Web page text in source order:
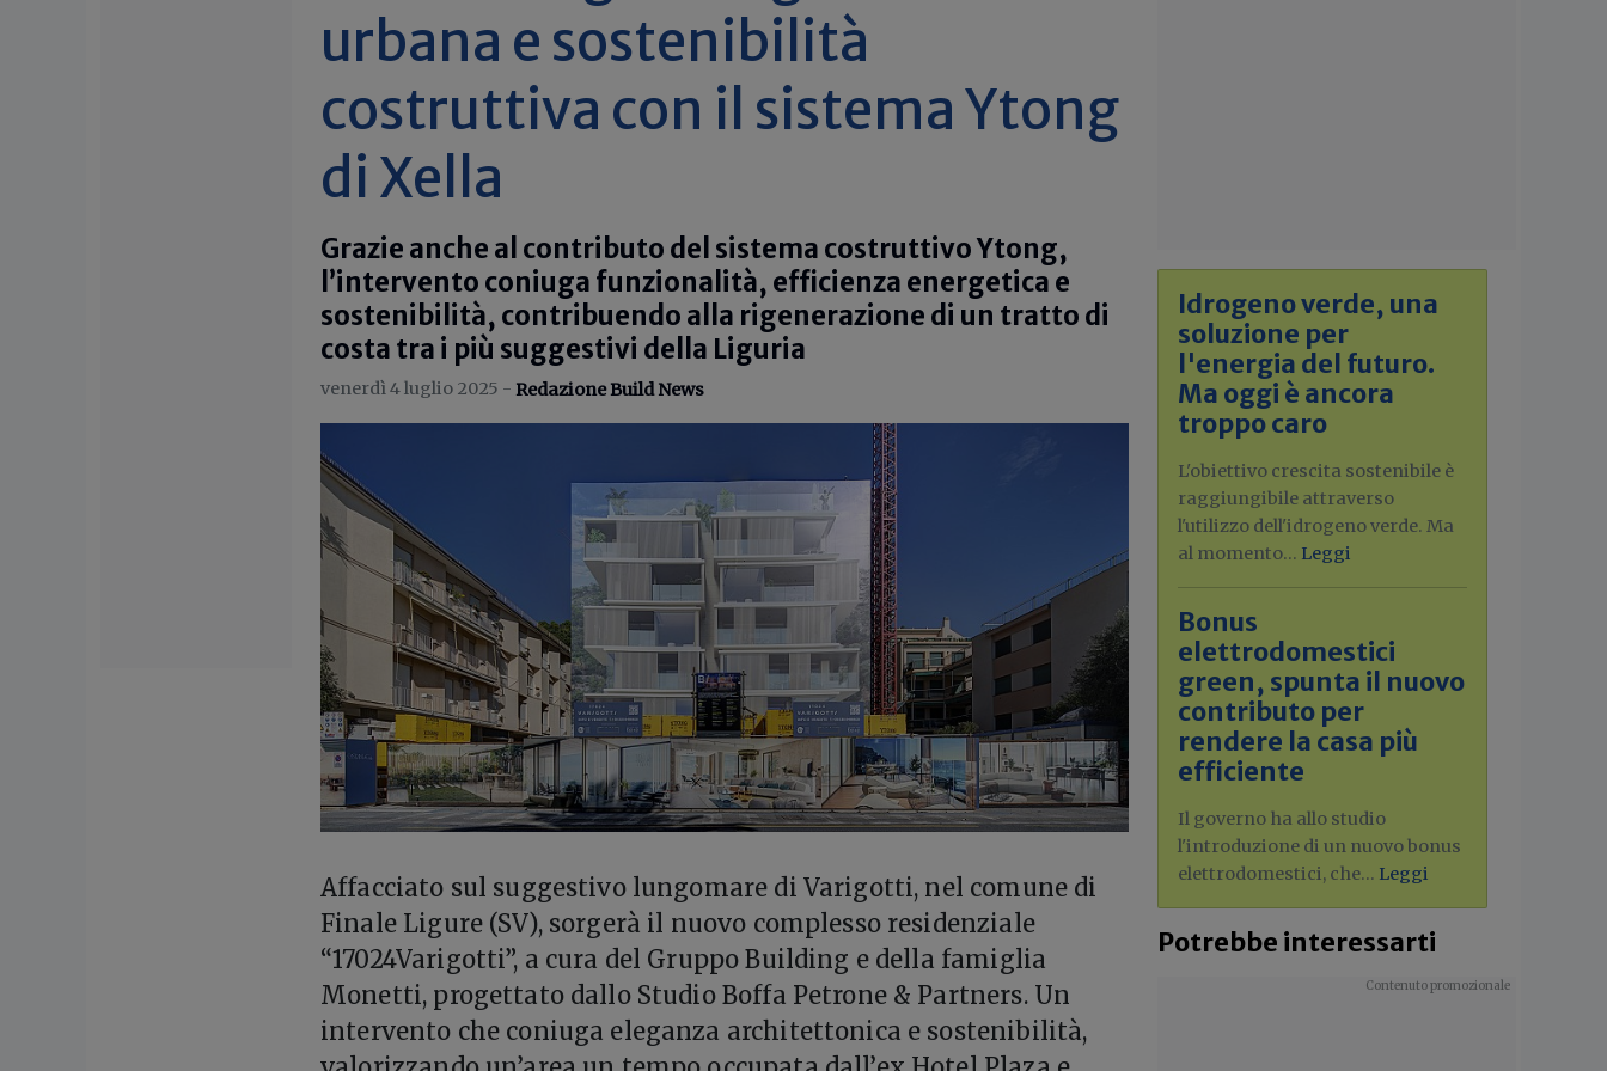
urbana e sostenibilità
costruttiva con il sistema Ytong
di Xella
Grazie anche al contributo del sistema costruttivo Ytong,
l’intervento coniuga funzionalità, efficienza energetica e
sostenibilità, contribuendo alla rigenerazione di un tratto di
costa tra i più suggestivi della Liguria
venerdì 4 luglio 2025 - Redazione Build News
Affacciato sul suggestivo lungomare di Varigotti, nel comune di
Finale Ligure (SV), sorgerà il nuovo complesso residenziale
“17024Varigotti”, a cura del Gruppo Building e della famiglia
Monetti, progettato dallo Studio Boffa Petrone & Partners. Un
intervento che coniuga eleganza architettonica e sostenibilità,
Idrogeno verde, una
soluzione per
l'energia del futuro.
Ma oggi è ancora
troppo caro
L'obiettivo crescita sostenibile è
raggiungibile attraverso
l'utilizzo dell'idrogeno verde. Ma
al momento... Leggi
Bonus
elettrodomestici
green, spunta il nuovo
contributo per
rendere la casa più
efficiente
Il governo ha allo studio
l'introduzione di un nuovo bonus
elettrodomestici, che... Leggi
Potrebbe interessarti